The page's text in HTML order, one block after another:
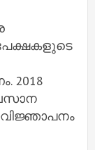
2018